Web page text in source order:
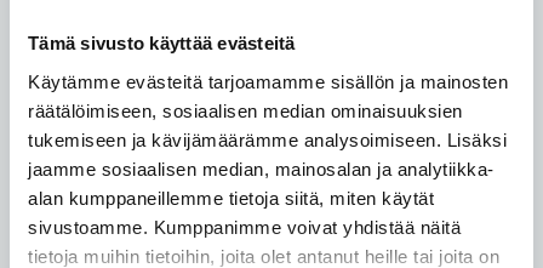
Tämä sivusto käyttää evästeitä
Käytämme evästeitä tarjoamamme sisällön ja mainosten
räätälöimiseen, sosiaalisen median ominaisuuksien
tukemiseen ja kävijämäärämme analysoimiseen. Lisäksi
jaamme sosiaalisen median, mainosalan ja analytiikka-
alan kumppaneillemme tietoja siitä, miten käytät
sivustoamme. Kumppanimme voivat yhdistää näitä
tietoja muihin tietoihin, joita olet antanut heille tai joita on
Facebook Instagram
UUDET VOLVOT
Leasingpalvelut
Bilia Yksityisleasing
Koeajopalvelu